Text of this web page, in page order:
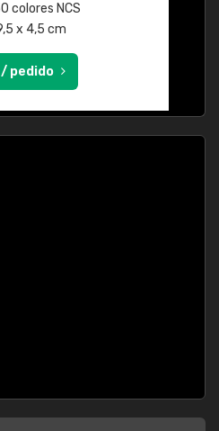
colores NCS
x 4,5 cm
/ pedido